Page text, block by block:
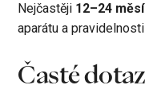
Nejčastěji 12–24
aparátu a
Časté